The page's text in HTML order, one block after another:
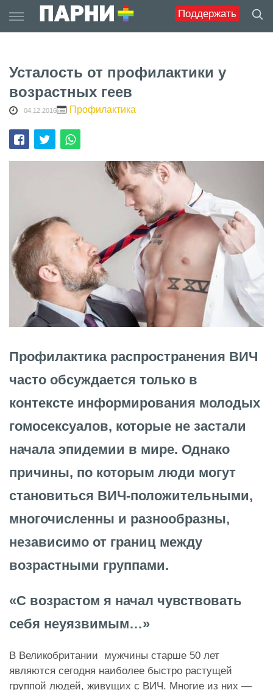
Поддержать
to
Усталость от профилактики у
возрастных геев
04.12.2016 Профилактика
Профилактика распространения ВИЧ
часто обсуждается только в
контексте информирования молодых
гомосексуалов, которые не застали
начала эпидемии в мире. Однако
причины, по которым люди могут
становиться ВИЧ-положительными,
многочисленны и разнообразны,
независимо от границ между
возрастными группами.
«С возрастом я начал чувствовать
себя неуязвимым…»
В Великобритании мужчины старше 50 лет
являются сегодня наиболее быстро растущей
группой людей, живущих с ВИЧ. Многие из них —